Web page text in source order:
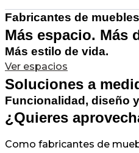
Fabricantes de
Más espacio. Más
Más estilo de vida.
Ver espacios
Soluciones a
Funcionalidad, diseño
¿Quieres
Como fabricantes de